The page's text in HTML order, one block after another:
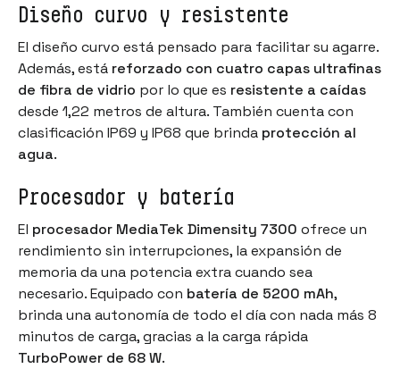
Diseño curvo y resistente
El diseño curvo está pensado para facilitar su agarre.
Además, está reforzado con cuatro capas ultrafinas
de fibra de vidrio por lo que es resistente a caídas
desde 1,22 metros de altura. También cuenta con
clasificación IP69 y IP68 que brinda protección al
agua.
Procesador y batería
El procesador MediaTek Dimensity 7300 ofrece un
rendimiento sin interrupciones, la expansión de
memoria da una potencia extra cuando sea
necesario. Equipado con batería de 5200 mAh,
brinda una autonomía de todo el día con nada más 8
minutos de carga, gracias a la carga rápida
TurboPower de 68 W.